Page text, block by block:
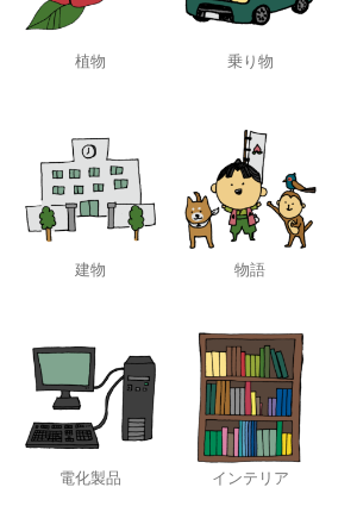
植物 乗り物
建物 物語
電化製品 インテリア